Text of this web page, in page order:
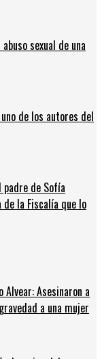
sexual de una
de los autores del
padre de Sofía
la Fiscalía que lo
Asesinaron a
a una mujer